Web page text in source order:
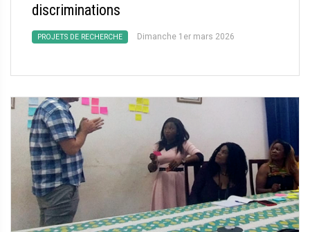
discriminations
PROJETS DE RECHERCHE Dimanche 1er mars 2026